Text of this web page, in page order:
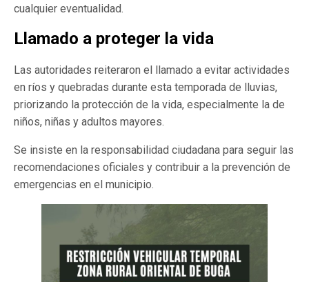
cualquier eventualidad.
Llamado a proteger la vida
Las autoridades reiteraron el llamado a evitar actividades
en ríos y quebradas durante esta temporada de lluvias,
priorizando la protección de la vida, especialmente la de
niños, niñas y adultos mayores.
Se insiste en la responsabilidad ciudadana para seguir las
recomendaciones oficiales y contribuir a la prevención de
emergencias en el municipio.